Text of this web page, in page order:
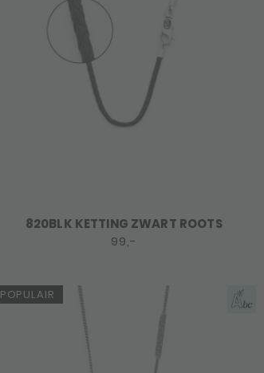
820BLK KETTING ZWART ROOTS
99,-
POPULAIR